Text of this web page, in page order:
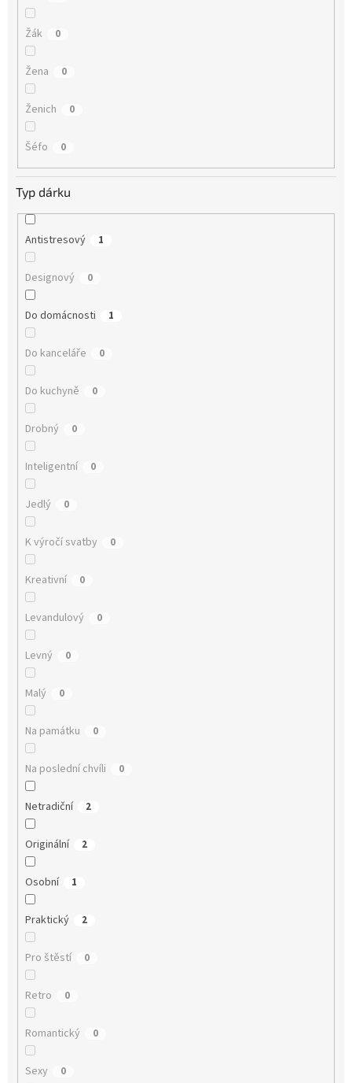
Žák 0
Žena 0
Ženich 0
Šéfo 0
Typ dárku
Antistresový 1
Designový 0
Do domácnosti 1
Do kanceláře 0
Do kuchyně 0
Drobný 0
Inteligentní 0
Jedlý 0
K výročí svatby 0
Kreativní 0
Levandulový 0
Levný 0
Malý 0
Na památku 0
Na poslední chvíli 0
Netradiční 2
Originální 2
Osobní 1
Praktický 2
Pro štěstí 0
Retro 0
Romantický 0
Sexy 0